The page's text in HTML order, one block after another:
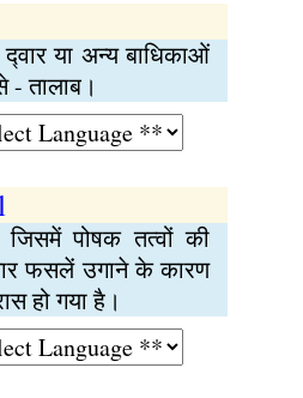
द्‍वार या अन्य बाधिकाओं
- तालाब।
पोषक तत्वों की
फसलें उगाने के कारण
हो गया है।